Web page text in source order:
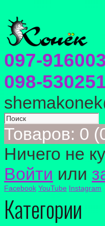
097-
098-
Товаров: 0
Ничего не
Войти или
Facebook YouTube Instagram
Категории